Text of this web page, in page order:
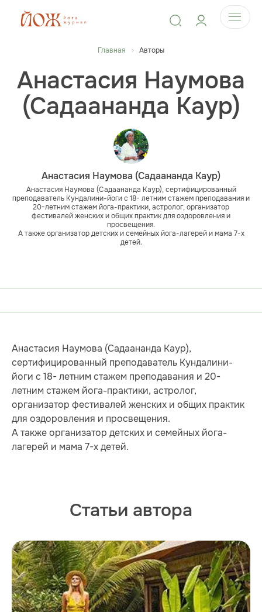
Главная Авторы
Анастасия Наумова
(Садаананда Каур)
Анастасия Наумова (Садаананда Каур)
Анастасия Наумова (Садаананда Каур), сертифицированный
преподаватель Кундалини-йоги с 18- летним стажем преподавания и
20-летним стажем йога-практики, астролог, организатор
фестивалей женских и общих практик для оздоровления и
просвещения.
А также организатор детских и семейных йога-лагерей и мама 7-х
детей.
Анастасия Наумова (Садаананда Каур),
сертифицированный преподаватель Кундалини-
йоги с 18- летним стажем преподавания и 20-
летним стажем йога-практики, астролог,
организатор фестивалей женских и общих практик
для оздоровления и просвещения.
А также организатор детских и семейных йога-
лагерей и мама 7-х детей.
Статьи автора